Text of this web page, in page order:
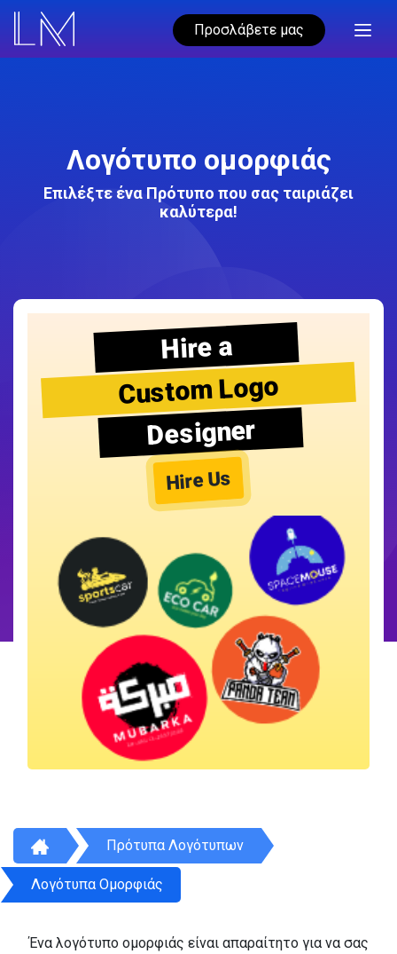
Προσλάβετε μας
Λογότυπο ομορφιάς
Επιλέξτε ένα Πρότυπο που σας ταιριάζει
καλύτερα!
Hire a
Custom Logo
Designer
Hire Us
Πρότυπα Λογότυπων
Λογότυπα Ομορφιάς
Ένα λογότυπο ομορφιάς είναι απαραίτητο για να σας